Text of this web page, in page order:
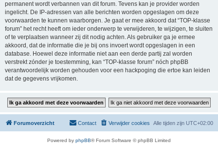
permanent wordt verbannen van dit forum. Tevens kan je provider worden
ingelicht. De IP-adressen van alle berichten worden opgeslagen om deze
voorwaarden te kunnen waarborgen. Je gaat er mee akkoord dat “TOP-klasse
forum” het recht heeft om ieder onderwerp te verwijderen, te wijzigen, te sluiten
of te verplaatsen wanneer zij dit nodig achten. Als gebruiker ga je ermee
akkoord, dat de informatie die je bij ons invoert wordt opgeslagen in een
database. Hoewel deze informatie niet aan een derde partij zal worden
verstrekt zónder je toestemming, kan “TOP-klasse forum” nóch phpBB
verantwoordelijk worden gehouden voor een hackpoging die ertoe kan leiden
dat de gegevens vrijkomen.
Forumoverzicht Alle tijden zijn UTC+02:00
Verwijder cookies
Contact
Powered by phpBB® Forum Software © phpBB Limited